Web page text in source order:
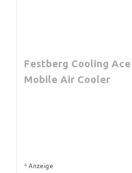
Festberg Cooling
Mobile Air Cooler
* Anzeige